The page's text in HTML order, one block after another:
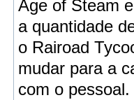
Age of Steam
a quantidade
o Rairoad
mudar para a
com o